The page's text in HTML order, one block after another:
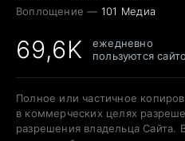
Воплощение — 101 Медиа
69,6K
ежедневно
пользуются
Полное или частичное
в коммерческих целях
разрешения владельца Сайта.